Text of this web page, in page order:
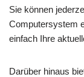
Sie können
Computersystem
einfach Ihre
Darüber hinaus